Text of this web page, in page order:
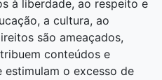
à liberdade, ao respeito e
a cultura, ao
são ameaçados,
conteúdos e
estimulam o excesso de